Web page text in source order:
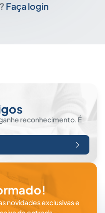
Faça login
reconhecimento. É
novidades exclusivas e